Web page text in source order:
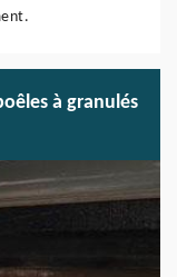
à granulés